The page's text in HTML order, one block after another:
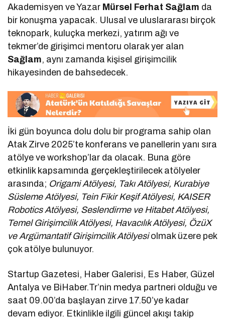
Akademisyen ve Yazar Mürsel Ferhat Sağlam da
bir konuşma yapacak. Ulusal ve uluslararası birçok
teknopark, kuluçka merkezi, yatırım ağı ve
tekmer’de girişimci mentoru olarak yer alan
Sağlam, aynı zamanda kişisel girişimcilik
hikayesinden de bahsedecek.
İki gün boyunca dolu dolu bir programa sahip olan
Atak Zirve 2025’te konferans ve panellerin yanı sıra
atölye ve workshop’lar da olacak. Buna göre
etkinlik kapsamında gerçekleştirilecek atölyeler
arasında; Origami Atölyesi, Takı Atölyesi, Kurabiye
Süsleme Atölyesi, Tein Fikir Keşif Atölyesi, KAISER
Robotics Atölyesi, Seslendirme ve Hitabet Atölyesi,
Temel Girişimcilik Atölyesi, Havacılık Atölyesi, ÖzüX
ve Argümantatif Girişimcilik Atölyesiolmak üzere pek
çok atölye bulunuyor.
Startup Gazetesi, Haber Galerisi, Es Haber, Güzel
Antalya ve BiHaber.Tr’nin medya partneri olduğu ve
saat 09.00’da başlayan zirve 17.50’ye kadar
devam ediyor. Etkinlikle ilgili güncel akışı takip